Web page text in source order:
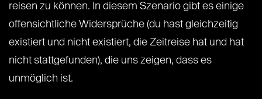
reisen zu können. In diesem Szenario gibt es einige
offensichtliche Widersprüche (du hast gleichzeitig
existiert und nicht existiert, die Zeitreise hat und hat
nicht stattgefunden), die uns zeigen, dass es
unmöglich ist.